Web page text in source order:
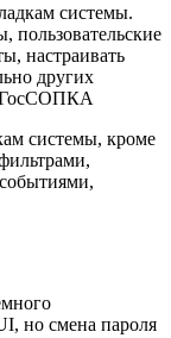
системы.
пользовательские
настраивать
других
ГосСОПКА
системы, кроме
но смена пароля